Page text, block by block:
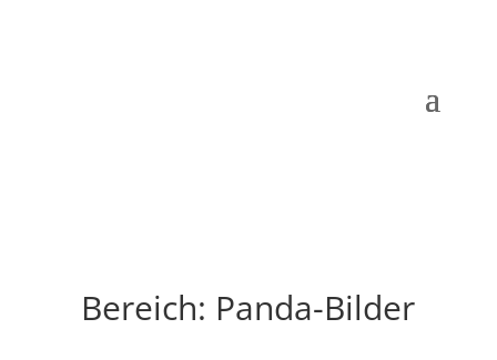
Bereich: Panda-Bilder